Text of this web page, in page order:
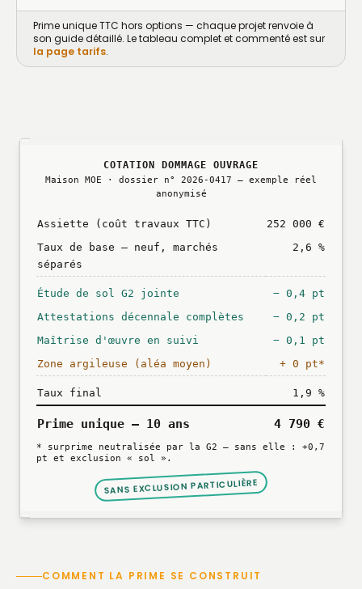
Prime unique TTC hors options — chaque projet renvoie à
son guide détaillé. Le tableau complet et commenté est sur
la page tarifs.
COTATION DOMMAGE OUVRAGE
Maison MOE · dossier n° 2026-0417 — exemple réel
anonymisé
Assiette (coût travaux TTC)
252 000 €
Taux de base — neuf, marchés
séparés
2,6 %
Étude de sol G2 jointe
− 0,4 pt
Attestations décennale complètes
− 0,2 pt
Maîtrise d'œuvre en suivi
− 0,1 pt
Zone argileuse (aléa moyen)
+ 0 pt*
Taux final 1,9 %
Prime unique — 10 ans 4 790 €
* surprime neutralisée par la G2 — sans elle : +0,7
pt et exclusion « sol ».
SANS EXCLUSION PARTICULIÈRE
COMMENT LA PRIME SE CONSTRUIT